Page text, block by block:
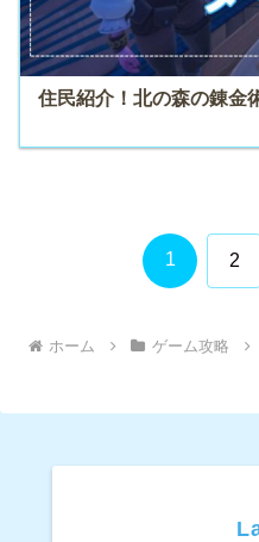
住民紹介！北の森の錬金
1 2
ホーム ゲーム攻略